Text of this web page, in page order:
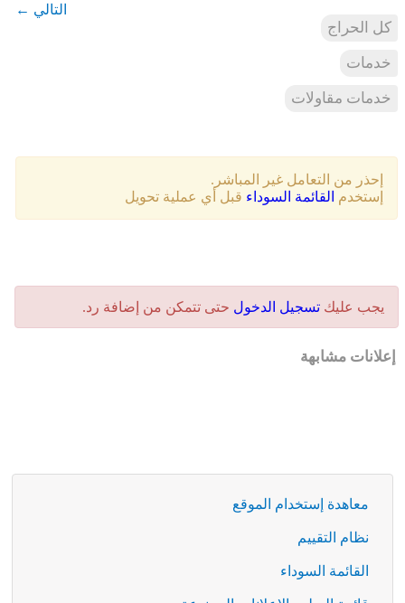
التالي ←
كل الحراج
خدمات
خدمات مقاولات
إحذر من التعامل غير المباشر.
إستخدم القائمة السوداء قبل أي عملية تحويل
يجب عليكتسجيل الدخول حتى تتمكن من إضافة رد.
إعلانات مشابهة
معاهدة إستخدام الموقع
نظام التقييم
القائمة السوداء